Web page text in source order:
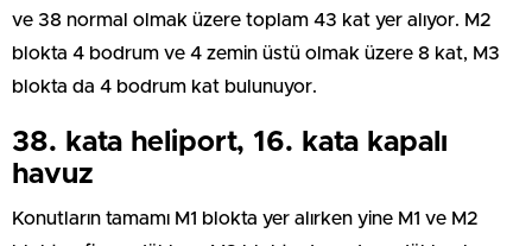
ve 38 normal olmak üzere toplam 43 kat yer alıyor. M2
blokta 4 bodrum ve 4 zemin üstü olmak üzere 8 kat, M3
blokta da 4 bodrum kat bulunuyor.
38. kata heliport, 16. kata kapalı
havuz
Konutların tamamı M1 blokta yer alırken yine M1 ve M2